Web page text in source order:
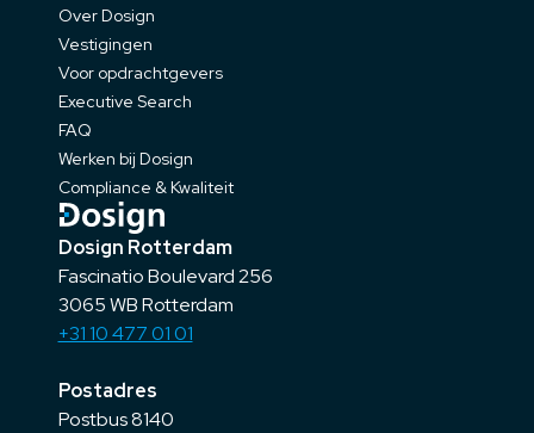
Over Dosign
Vestigingen
Voor opdrachtgevers
Executive Search
FAQ
Werken bij Dosign
Compliance & Kwaliteit
Dosign Rotterdam
Fascinatio Boulevard 256
3065 WB Rotterdam
+31 10 477 01 01
Postadres
Postbus 8140